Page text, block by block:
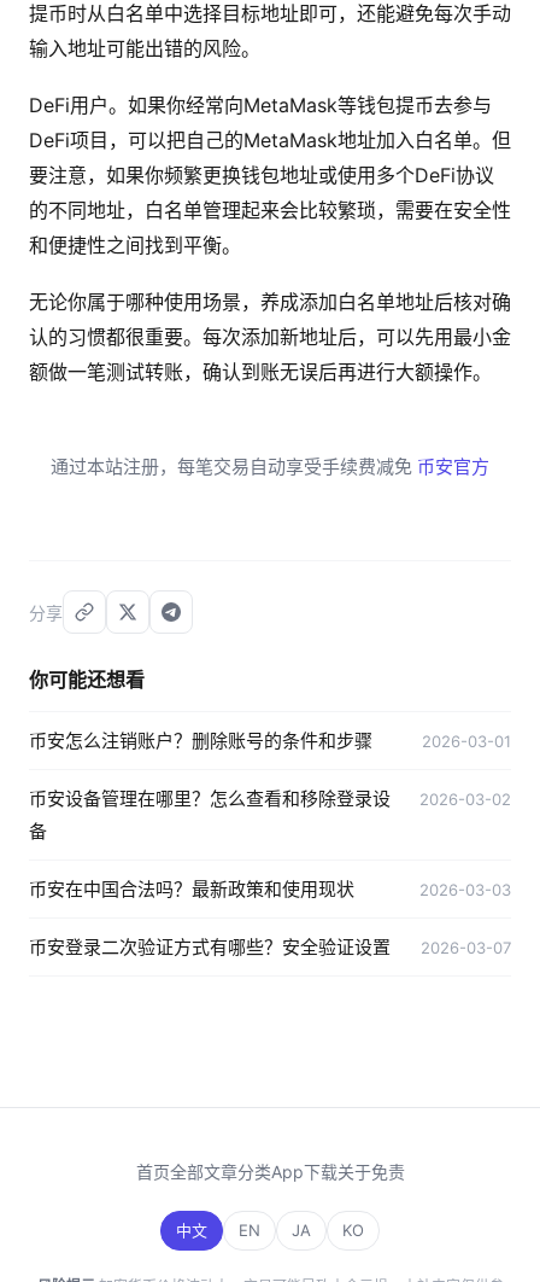
提币时从白名单中选择目标地址即可，还能避免每次手动
输入地址可能出错的风险。
DeFi用户。如果你经常向MetaMask等钱包提币去参与
DeFi项目，可以把自己的MetaMask地址加入白名单。但
要注意，如果你频繁更换钱包地址或使用多个DeFi协议
的不同地址，白名单管理起来会比较繁琐，需要在安全性
和便捷性之间找到平衡。
无论你属于哪种使用场景，养成添加白名单地址后核对确
认的习惯都很重要。每次添加新地址后，可以先用最小金
额做一笔测试转账，确认到账无误后再进行大额操作。
通过本站注册，每笔交易自动享受手续费减免 币安官方
分享
你可能还想看
币安怎么注销账户？删除账号的条件和步骤 2026-03-01
币安设备管理在哪里？怎么查看和移除登录设
备
2026-03-02
币安在中国合法吗？最新政策和使用现状 2026-03-03
币安登录二次验证方式有哪些？安全验证设置 2026-03-07
首页全部文章分类App下载关于免责
中文 EN JA KO